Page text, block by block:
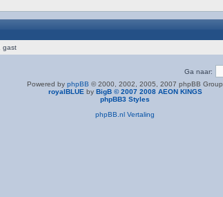
gast
Ga naar:
Powered by phpBB © 2000, 2002, 2005, 2007 phpBB Group
royalBLUE by BigB © 2007 2008 AEON KINGS
phpBB3 Styles
phpBB.nl Vertaling